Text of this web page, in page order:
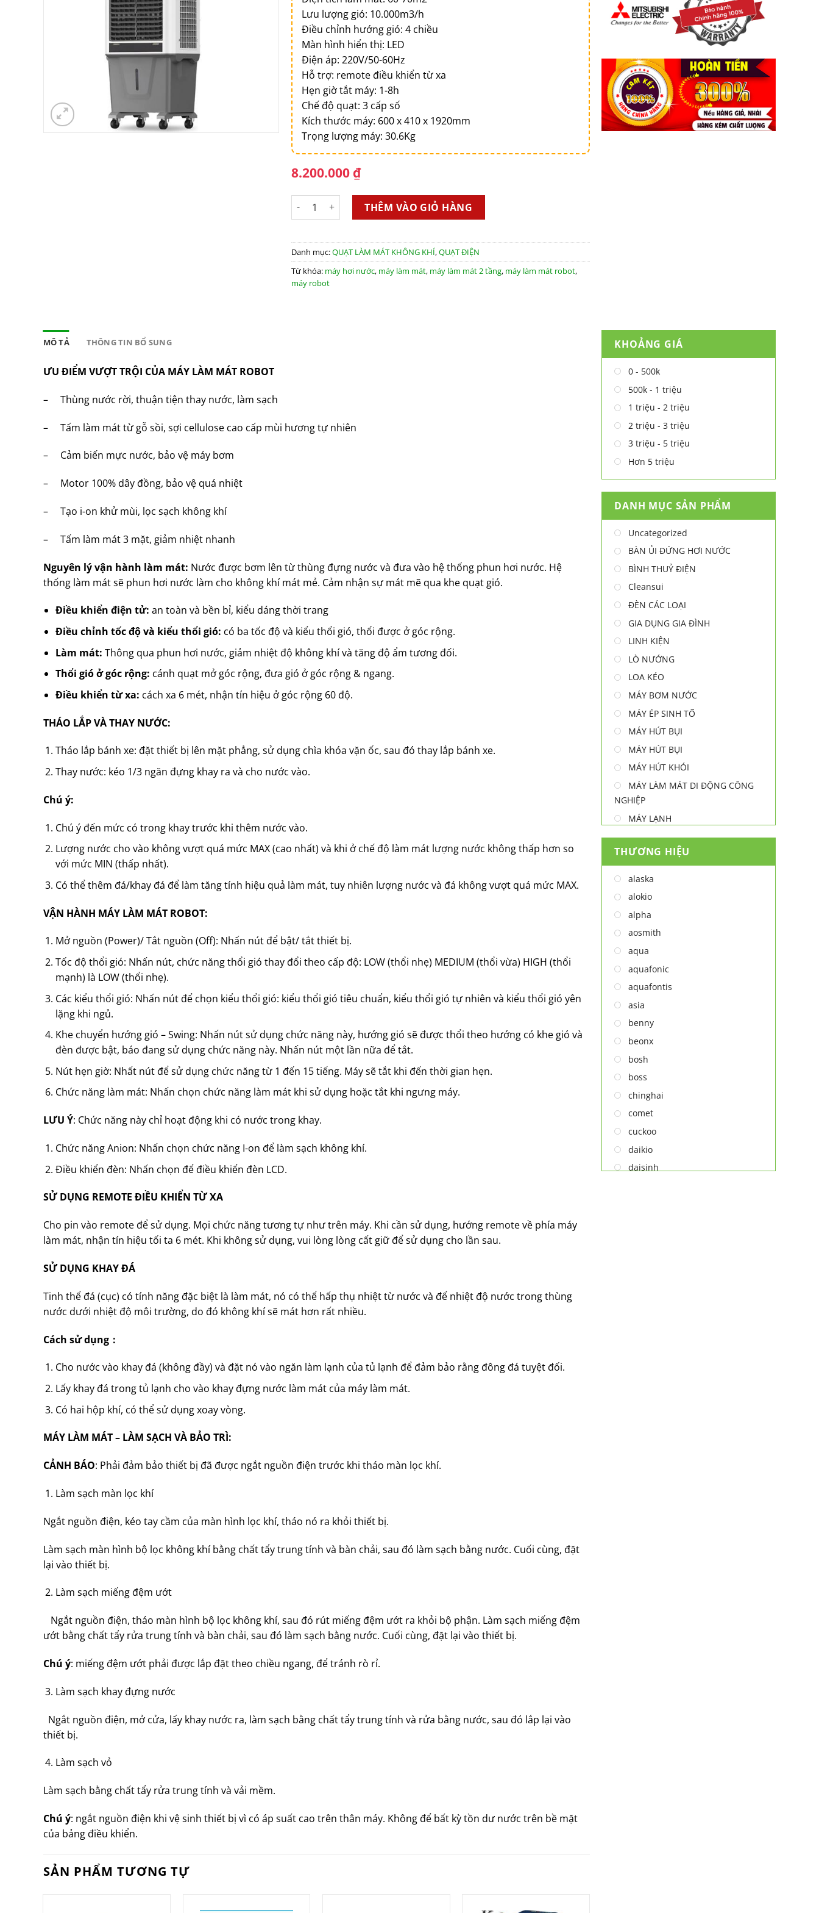
Lưu lượng gió: 10.000m3/h
Điều chỉnh hướng gió: 4 chiều
Màn hình hiển thị: LED
Điện áp: 220V/50-60Hz
Hỗ trợ: remote điều khiển từ xa
Hẹn giờ tắt máy: 1-8h
Chế độ quạt: 3 cấp số
Kích thước máy: 600 x 410 x 1920mm
Trọng lượng máy: 30.6Kg
8.200.000 ₫
Máy làm mát Robot RB420ED số lượng
THÊM VÀO GIỎ HÀNG
Danh mục:QUẠT LÀM MÁT KHÔNG KHÍ,QUẠT ĐIỆN
Từ khóa: máy hơi nước, máy làm mát, máy làm mát 2 tầng, máy làm mát robot,
máy robot
MÔ TẢ THÔNG TIN BỔ SUNG
ƯU ĐIỂM VƯỢT TRỘI CỦA MÁY LÀM MÁT ROBOT
– Thùng nước rời, thuận tiện thay nước, làm sạch
– Tấm làm mát từ gỗ sồi, sợi cellulose cao cấp mùi hương tự nhiên
– Cảm biến mực nước, bảo vệ máy bơm
– Motor 100% dây đồng, bảo vệ quá nhiệt
– Tạo i-on khử mùi, lọc sạch không khí
– Tấm làm mát 3 mặt, giảm nhiệt nhanh
Nguyên lý vận hành làm mát: Nước được bơm lên từ thùng đựng nước và đưa vào hệ thống phun hơi nước. Hệ
thống làm mát sẽ phun hơi nước làm cho không khí mát mẻ. Cảm nhận sự mát mẽ qua khe quạt gió.
Điều khiển điện tử:an toàn và bền bỉ, kiểu dáng thời trang
Điều chỉnh tốc độ và kiểu thổi gió: có ba tốc độ và kiểu thổi gió, thổi được ở góc rộng.
Làm mát:Thông qua phun hơi nước, giảm nhiệt độ không khí và tăng độ ẩm tương đối.
Thổi gió ở góc rộng: cánh quạt mở góc rộng, đưa gió ở góc rộng & ngang.
Điều khiển từ xa: cách xa 6 mét, nhận tín hiệu ở góc rộng 60 độ.
THÁO LẮP VÀ THAY NƯỚC:
Tháo lắp bánh xe: đặt thiết bị lên mặt phẳng, sử dụng chìa khóa vặn ốc, sau đó thay lắp bánh xe.
Thay nước: kéo 1/3 ngăn đựng khay ra và cho nước vào.
Chú ý:
Chú ý đến mức có trong khay trước khi thêm nước vào.
Lượng nước cho vào không vượt quá mức MAX (cao nhất) và khi ở chế độ làm mát lượng nước không thấp hơn so
với mức MIN (thấp nhất).
Có thể thêm đá/khay đá để làm tăng tính hiệu quả làm mát, tuy nhiên lượng nước và đá không vượt quá mức MAX.
VẬN HÀNH MÁY LÀM MÁT ROBOT:
Mở nguồn (Power)/ Tắt nguồn (Off): Nhấn nút để bật/ tắt thiết bị.
Tốc độ thổi gió: Nhấn nút, chức năng thổi gió thay đổi theo cấp độ: LOW (thổi nhẹ) MEDIUM (thổi vừa) HIGH (thổi
mạnh) là LOW (thổi nhẹ).
Các kiểu thổi gió: Nhấn nút để chọn kiểu thổi gió: kiểu thổi gió tiêu chuẩn, kiểu thổi gió tự nhiên và kiểu thổi gió yên
lặng khi ngủ.
Khe chuyển hướng gió – Swing: Nhấn nút sử dụng chức năng này, hướng gió sẽ được thổi theo hướng có khe gió và
đèn được bật, báo đang sử dụng chức năng này. Nhấn nút một lần nữa để tắt.
Nút hẹn giờ: Nhất nút để sử dụng chức năng từ 1 đến 15 tiếng. Máy sẽ tắt khi đến thời gian hẹn.
Chức năng làm mát: Nhấn chọn chức năng làm mát khi sử dụng hoặc tắt khi ngưng máy.
LƯU Ý: Chức năng này chỉ hoạt động khi có nước trong khay.
Chức năng Anion: Nhấn chọn chức năng I-on để làm sạch không khí.
Điều khiển đèn: Nhấn chọn để điều khiển đèn LCD.
SỬ DỤNG REMOTE ĐIỀU KHIỂN TỪ XA
Cho pin vào remote để sử dụng. Mọi chức năng tương tự như trên máy. Khi cần sử dụng, hướng remote về phía máy
làm mát, nhận tín hiệu tối ta 6 mét. Khi không sử dụng, vui lòng lòng cất giữ để sử dụng cho lần sau.
SỬ DỤNG KHAY ĐÁ
Tinh thể đá (cục) có tính năng đặc biệt là làm mát, nó có thể hấp thụ nhiệt từ nước và để nhiệt độ nước trong thùng
nước dưới nhiệt độ môi trường, do đó không khí sẽ mát hơn rất nhiều.
Cách sử dụng：
Cho nước vào khay đá (không đầy) và đặt nó vào ngăn làm lạnh của tủ lạnh để đảm bảo rằng đông đá tuyệt đối.
Lấy khay đá trong tủ lạnh cho vào khay đựng nước làm mát của máy làm mát.
Có hai hộp khí, có thể sử dụng xoay vòng.
MÁY LÀM MÁT – LÀM SẠCH VÀ BẢO TRÌ:
CẢNH BÁO: Phải đảm bảo thiết bị đã được ngắt nguồn điện trước khi tháo màn lọc khí.
Làm sạch màn lọc khí
Ngắt nguồn điện, kéo tay cầm của màn hình lọc khí, tháo nó ra khỏi thiết bị.
Làm sạch màn hình bộ lọc không khí bằng chất tẩy trung tính và bàn chải, sau đó làm sạch bằng nước. Cuối cùng, đặt
lại vào thiết bị.
Làm sạch miếng đệm ướt
Ngắt nguồn điện, tháo màn hình bộ lọc không khí, sau đó rút miếng đệm ướt ra khỏi bộ phận. Làm sạch miếng đệm
ướt bằng chất tẩy rửa trung tính và bàn chải, sau đó làm sạch bằng nước. Cuối cùng, đặt lại vào thiết bị.
Chú ý: miếng đệm ướt phải được lắp đặt theo chiều ngang, để tránh rò rỉ.
Làm sạch khay đựng nước
Ngắt nguồn điện, mở cửa, lấy khay nước ra, làm sạch bằng chất tẩy trung tính và rửa bằng nước, sau đó lắp lại vào
thiết bị.
Làm sạch vỏ
Làm sạch bằng chất tẩy rửa trung tính và vải mềm.
Chú ý: ngắt nguồn điện khi vệ sinh thiết bị vì có áp suất cao trên thân máy. Không để bất kỳ tồn dư nước trên bề mặt
của bảng điều khiển.
SẢN PHẨM TƯƠNG TỰ
KHOẢNG GIÁ
0 - 500k
500k - 1 triệu
1 triệu - 2 triệu
2 triệu - 3 triệu
3 triệu - 5 triệu
Hơn 5 triệu
DANH MỤC SẢN PHẨM
Uncategorized
BÀN ỦI ĐỨNG HƠI NƯỚC
BÌNH THUỶ ĐIỆN
Cleansui
ĐÈN CÁC LOẠI
GIA DỤNG GIA ĐÌNH
LINH KIỆN
LÒ NƯỚNG
LOA KÉO
MÁY BƠM NƯỚC
MÁY ÉP SINH TỐ
MÁY HÚT BỤI
MÁY HÚT BỤI
MÁY HÚT KHÓI
MÁY LÀM MÁT DI ĐỘNG CÔNG
NGHIỆP
MÁY LẠNH
MÁY LỌC NƯỚC
MÁY NƯỚC NÓNG
MÁY SẤY TAY
NỒI CHIÊN
TỦ ĐÔNG
TỦ RƯỢU
MÁY NƯỚC NÓNG LẠNH
THƯƠNG HIỆU
alaska
alokio
alpha
aosmith
aqua
aquafonic
aquafontis
asia
benny
beonx
bosh
boss
chinghai
comet
cuckoo
daikio
daisinh